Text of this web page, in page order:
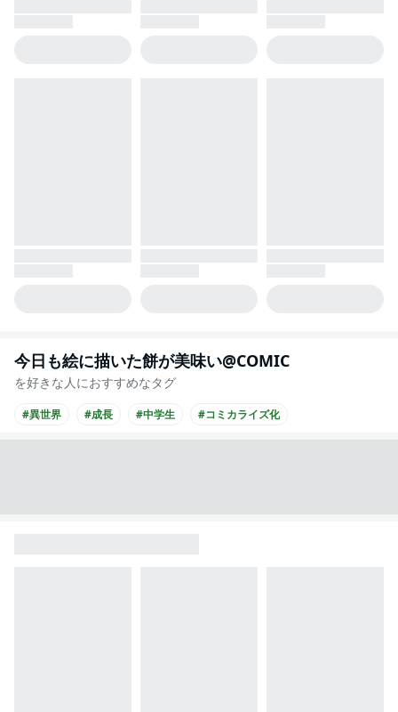
今日も絵に描いた餅が美味い@COMIC
を好きな人におすすめなタグ
#異世界 #成長 #中学生 #コミカライズ化